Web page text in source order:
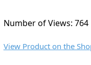
Number of Views: 764
View Product on the